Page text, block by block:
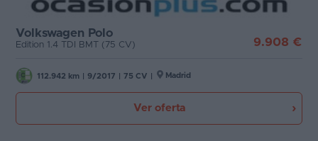
Volkswagen Polo
Edition 1.4 TDI BMT (75 CV) 9.908 €
112.942 km 9/2017 75 CV Madrid
Ver oferta